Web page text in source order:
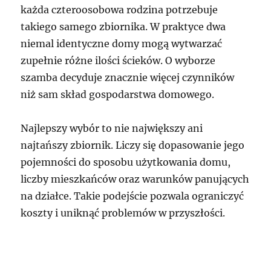
każda czteroosobowa rodzina potrzebuje
takiego samego zbiornika. W praktyce dwa
niemal identyczne domy mogą wytwarzać
zupełnie różne ilości ścieków. O wyborze
szamba decyduje znacznie więcej czynników
niż sam skład gospodarstwa domowego.
Najlepszy wybór to nie największy ani
najtańszy zbiornik. Liczy się dopasowanie jego
pojemności do sposobu użytkowania domu,
liczby mieszkańców oraz warunków panujących
na działce. Takie podejście pozwala ograniczyć
koszty i uniknąć problemów w przyszłości.